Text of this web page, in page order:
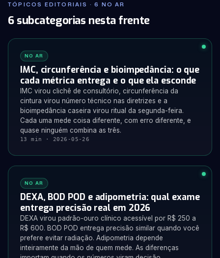
TÓPICOS EDITORIAIS · 6 NO AR
6 subcategorias nesta frente
NO AR
IMC, circunferência e bioimpedância: o que
cada métrica entrega e o que ela esconde
IMC virou clichê de consultório, circunferência da
cintura virou número técnico nas diretrizes e a
bioimpedância caseira virou ritual da segunda-feira.
Cada uma mede coisa diferente, com erro diferente, e
quase ninguém combina as três.
13 min · 2026-05-26
NO AR
DEXA, BOD POD e adipometria: qual exame
entrega precisão real em 2026
DEXA virou padrão-ouro clínico acessível por R$ 250 a
R$ 600. BOD POD entrega precisão similar quando você
prefere evitar radiação. Adipometria depende
inteiramente da mão de quem mede. As diferenças